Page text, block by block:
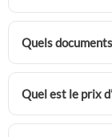
Quels
Quel est le prix